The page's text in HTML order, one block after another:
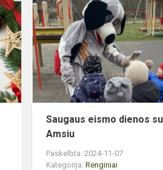
eglės
įžiebimo
šventė!
Saugaus eismo dienos su
Amsiu
Paskelbta: 2024-11-07
Kategorija:Renginiai